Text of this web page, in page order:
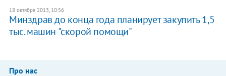
18 октября 2013, 10:56
Минздрав до конца года планирует закупить 1,5
тыс. машин "скорой помощи"
Про нас